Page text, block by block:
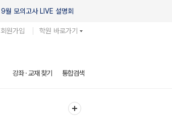
9월 모의고사 LIVE 설명회
회원가입 학원 바로가기
강좌 · 교재 찾기 통합검색